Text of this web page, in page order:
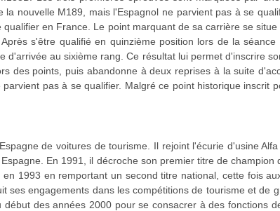
nouvelle M189, mais l'Espagnol ne parvient pas à se
en France. Le point marquant de sa carrière se
s'être qualifié en quinzième position lors de la
d'arrivée au sixième rang. Ce résultat lui permet d'inscrire
des points, puis abandonne à deux reprises à la suite
pas à se qualifier. Malgré ce point historique inscrit
de voitures de tourisme. Il rejoint l'écurie d'usine
En 1991, il décroche son premier titre de champion
1993 en remportant un second titre national, cette fois
ses engagements dans les compétitions de tourisme et de
des années 2000 pour se consacrer à des fonctions